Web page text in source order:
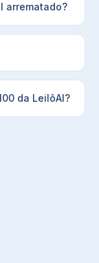
arrematado?
da LeilôAI?